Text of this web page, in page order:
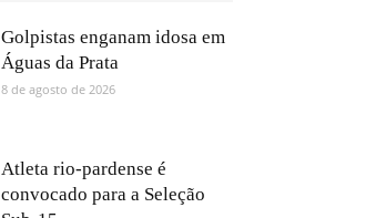
Golpistas enganam idosa em
Águas da Prata
8 de agosto de 2026
Atleta rio-pardense é
convocado para a Seleção